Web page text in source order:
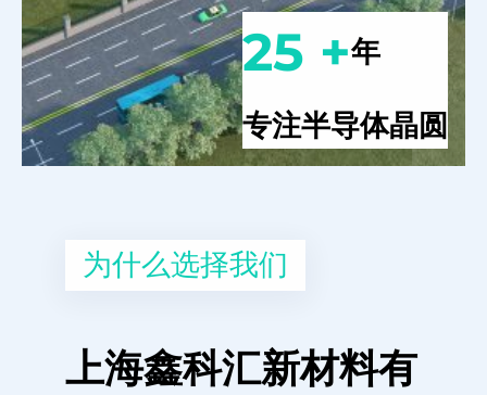
25 +年
专注半导体晶圆
为什么选择我们
上海鑫科汇新材料有